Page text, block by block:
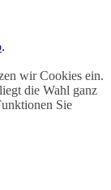
.
wir Cookies ein.
die Wahl ganz
Sie